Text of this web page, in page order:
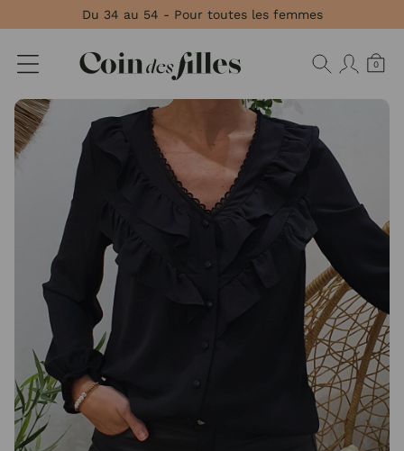
Du 34 au 54 - Pour toutes les femmes
0
Panneau de gestion des cookies